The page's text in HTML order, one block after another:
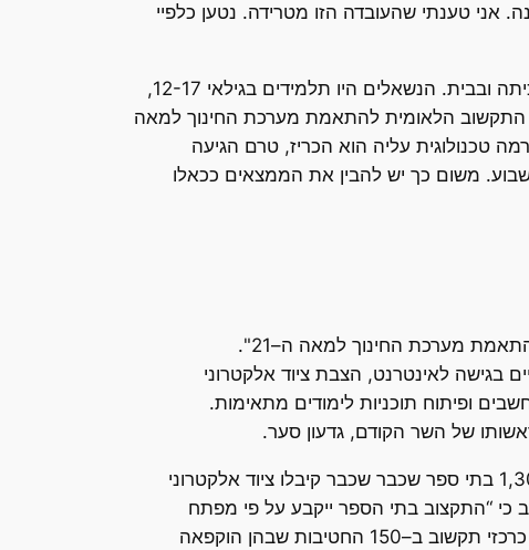
על 12 תכניות שונות שמטרתן לשלב טכנולוגיות מידע במערכת החינוך הישראלית. 12 תכניות ב-30 שנה. אני טענתי שהעובדה הזו מטרידה. נטען כלפיי
זה לא נגמר בכך. בלב המחקר עמד סקר שבדק את עמדות התלמידים ביחס לשימוש בטכנולוגיות חינוכיות בכיתה ובבית. הנשאלים היו תלמידים בגילאי 12-17,
התקשוב הלאומית להתאמת מערכת החינוך למאה
טכנולוגית עליה הוא הכריז, טרם הגיעה
שבוע. משום כך יש להבין את הממצאים ככאלו
משרד החינוך יקפיא החל משנת הלימודים הקרובה (תשע"ד) את הרחבת "תוכנית התקשוב הלאומית להתאמת מערכת החינוך למאה ה–21".
כ-1,300 בתי ספר יסודיים וחטיבות ביניים בגישה לאינטרנט, הצבת ציוד אלקטרוני
ופיתוח תוכניות לימודים מתאימות.
של השר הקודם, גדעון סער.
עד כה הוחלט כי התוכנית תוקפא לחלוטין ב–150 חטיבות ביניים ברחבי הארץ. כמו כן, הוחלט כי בכ–1,300 בתי ספר שכבר שכבר קיבלו ציוד אלקטרוני
כי “התקצוב בתי הספר ייקבע על פי מפתח
השתתפות חלקי הנגזר מהמדד סוציו־אקונומי (אשכולות סוציו־דמוגרפיים) של כל רשות”. מורים ששימשו כרכזי תקשוב ב–150 החטיבות שבהן הוקפאה